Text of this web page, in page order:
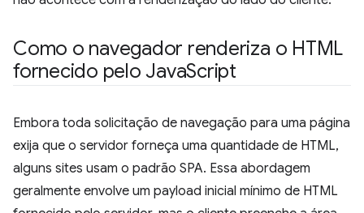
Como o navegador renderiza o HTML
fornecido pelo JavaScript
Embora toda solicitação de navegação para uma página
exija que o servidor forneça uma quantidade de HTML,
alguns sites usam o padrão SPA. Essa abordagem
geralmente envolve um payload inicial mínimo de HTML